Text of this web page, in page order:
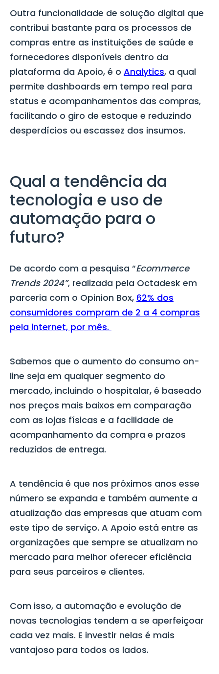
Outra funcionalidade de solução digital que
contribui bastante para os processos de
compras entre as instituições de saúde e
fornecedores disponíveis dentro da
plataforma da Apoio, é o Analytics, a qual
permite dashboards em tempo real para
status e acompanhamentos das compras,
facilitando o giro de estoque e reduzindo
desperdícios ou escassez dos insumos.
Qual a tendência da
tecnologia e uso de
automação para o
futuro?
De acordo com a pesquisa “Ecommerce
Trends 2024”, realizada pela Octadesk em
parceria com o Opinion Box, 62% dos
consumidores compram de 2 a 4 compras
pela internet, por mês.
Sabemos que o aumento do consumo on-
line seja em qualquer segmento do
mercado, incluindo o hospitalar, é baseado
nos preços mais baixos em comparação
com as lojas físicas e a facilidade de
acompanhamento da compra e prazos
reduzidos de entrega.
A tendência é que nos próximos anos esse
número se expanda e também aumente a
atualização das empresas que atuam com
este tipo de serviço. A Apoio está entre as
organizações que sempre se atualizam no
mercado para melhor oferecer eficiência
para seus parceiros e clientes.
Com isso, a automação e evolução de
novas tecnologias tendem a se aperfeiçoar
cada vez mais. E investir nelas é mais
vantajoso para todos os lados.